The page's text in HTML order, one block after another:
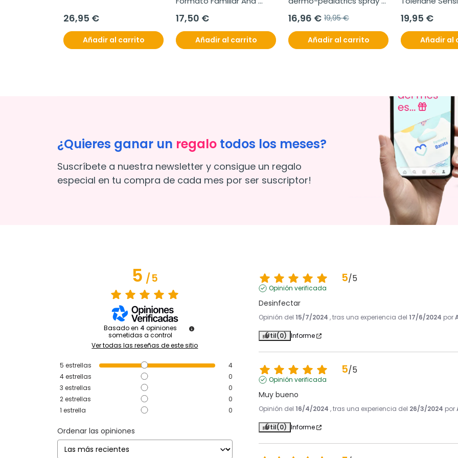
26,95 €
Añadir al carrito
comprimidos
17,50 €
Añadir al carrito
16,96 € 19,95 €
Añadir al carrito
19,95 €
Añadir al
¿Quieres ganar un regalo todos los meses?
Suscríbete a nuestra newsletter y consigue un regalo
especial en tu compra de cada mes por ser suscriptor!
5/5
Basado en 4 opiniones
sometidas a control
Ver todas las reseñas de este sitio
5 estrellas
4
4estrellas
0
3 estrellas
0
2estrellas
0
1 estrella 0
Ordenar las opiniones
5/5
Opinión verificada
Desinfectar
Opinión del 15/7/2024 , tras una experiencia del 17/6/2024 por
Útil(0) Informe
5/5
Opinión verificada
Muy bueno
Opinión del 16/4/2024 , tras una experiencia del 26/3/2024 por
Útil(0) Informe